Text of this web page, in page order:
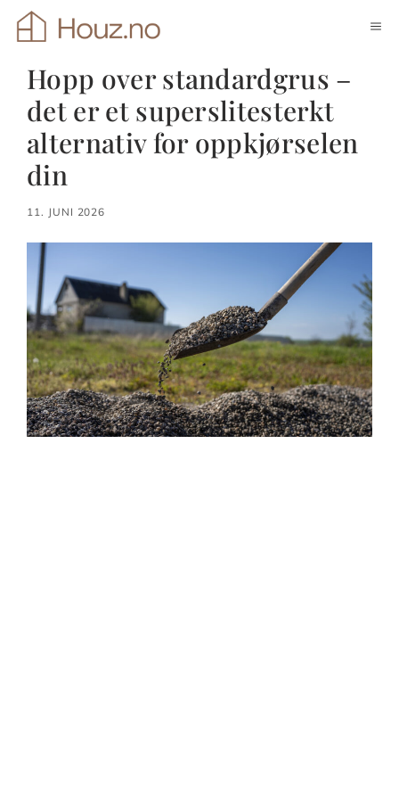
Hopp
Hopp over standardgrus –
det er et superslitesterkt
alternativ for oppkjørselen
din
11. JUNI 2026